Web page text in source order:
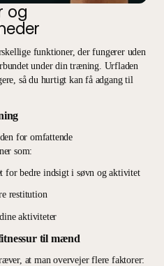
og
funktioner, der fungerer uden
under din træning. Urfladen
så du hurtigt kan få adgang til
for omfattende
som:
bedre indsigt i søvn og aktivitet
restitution
aktiviteter
til mænd
at man overvejer flere faktorer: